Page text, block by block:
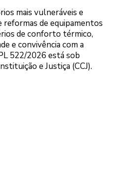
mais vulneráveis e
de equipamentos
de conforto térmico,
e convivência com a
522/2026 está sob
e Justiça (CCJ).